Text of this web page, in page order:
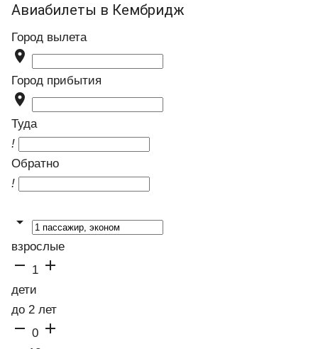
Авиабилеты в Кембридж
Город вылета

Город прибытия

Туда
!
Обратно
!

взрослые
 1 
дети
до 2 лет
 0 